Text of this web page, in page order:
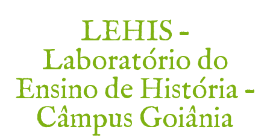
LEHIS –
Laboratório do
Ensino de História –
Câmpus Goiânia